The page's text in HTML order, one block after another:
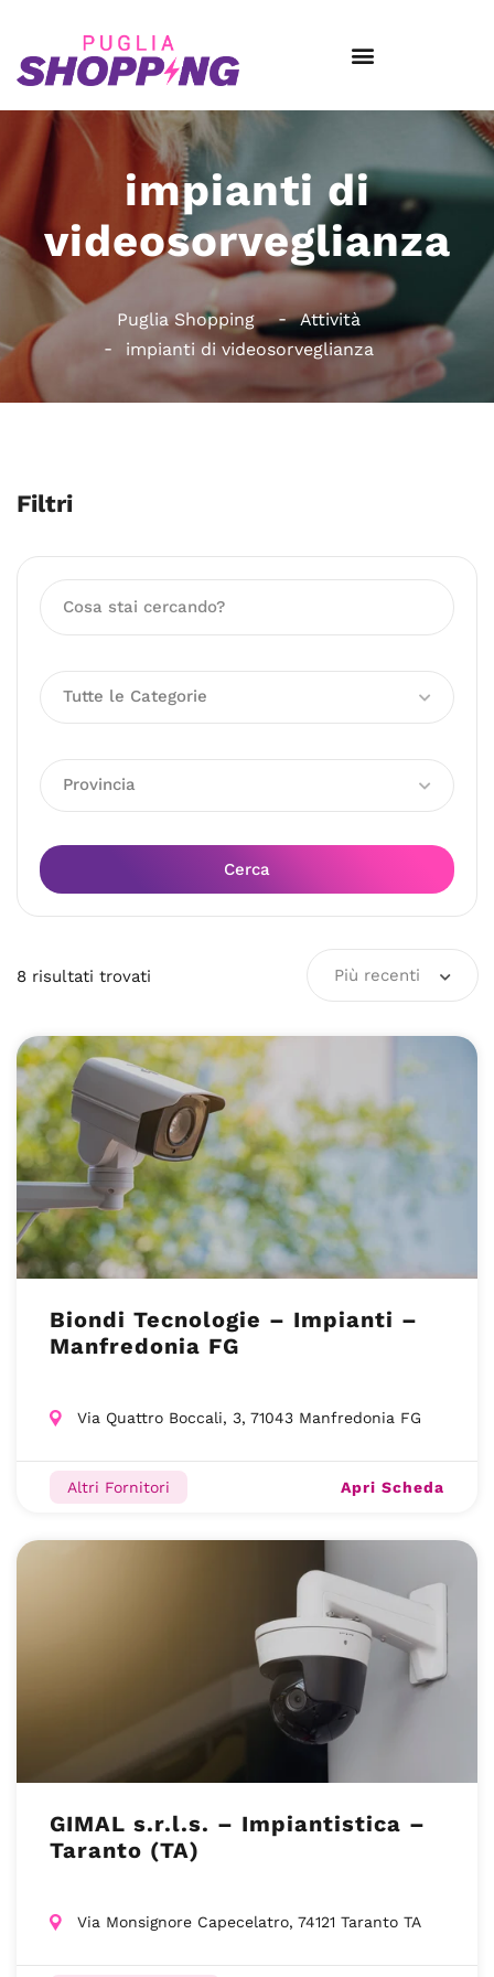
impianti di
videosorveglianza
Puglia Shopping
Attività
impianti di videosorveglianza
Filtri
Tutte le Categorie
Provincia
Cerca
8 risultati trovati Più recenti
Biondi Tecnologie – Impianti –
Manfredonia FG
Via Quattro Boccali, 3, 71043 Manfredonia FG
Altri Fornitori Apri Scheda
GIMAL s.r.l.s. – Impiantistica –
Taranto (TA)
Via Monsignore Capecelatro, 74121 Taranto TA